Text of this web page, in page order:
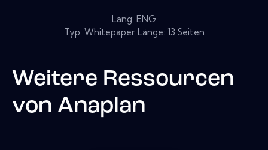
Lang: ENG
Typ: Whitepaper Länge: 13 Seiten
Weitere Ressourcen
von Anaplan